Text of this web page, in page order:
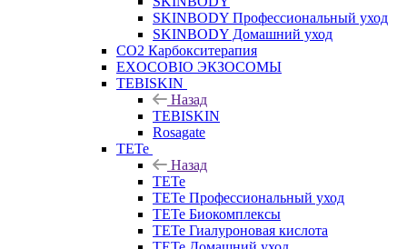
SKINBODY Профессиональный уход
SKINBODY Домашний уход
CO2 Карбокситерапия
EXOCOBIO ЭКЗОСОМЫ
TEBISKIN
Назад
TEBISKIN
Rosagate
TETe
Назад
TETe
TETe Профессиональный уход
TETe Биокомплексы
TETe Гиалуроновая кислота